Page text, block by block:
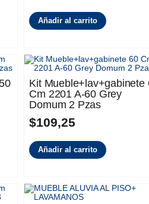
Añadir al carrito
Kit Mueble+lav+gabinete
Cm 2201 A-60 Grey
Domum 2 Pzas
$109,25
Añadir al carrito